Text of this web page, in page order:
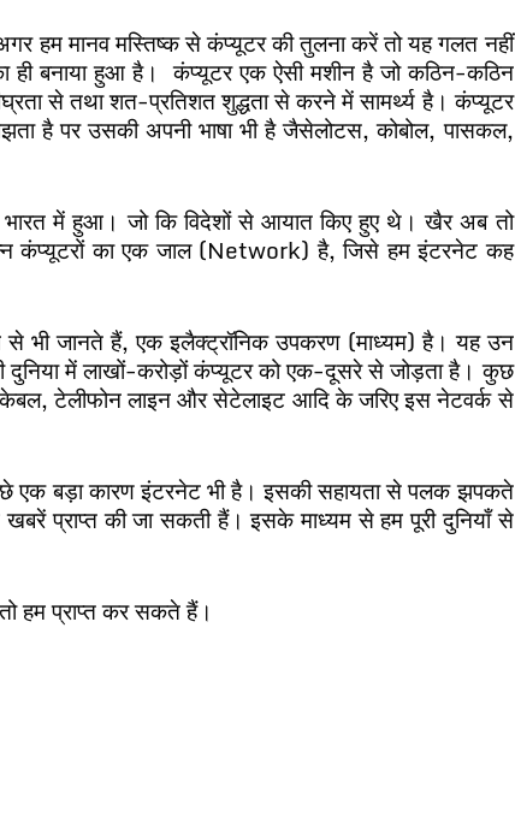
हम मानव मस्तिष्क से कंप्यूटर की तुलना करें तो यह गलत नहीं
ही बनाया हुआ है। कंप्यूटर एक ऐसी मशीन है जो कठिन-कठिन
से तथा शत-प्रतिशत शुद्धता से करने में सामर्थ्य है। कंप्यूटर
है पर उसकी अपनी भाषा भी है जैसेलोटस, कोबोल, पासकल,
भारत में हुआ। जो कि विदेशों से आयात किए हुए थे। खैर अब तो
कंप्यूटरों का एक जाल (Network) है, जिसे हम इंटरनेट कह
भी जानते हैं, एक इलैक्ट्रॉनिक उपकरण (माध्यम) है। यह उन
में लाखों-करोड़ों कंप्यूटर को एक-दूसरे से जोड़ता है। कुछ
टेलीफोन लाइन और सेटेलाइट आदि के जरिए इस नेटवर्क से
एक बड़ा कारण इंटरनेट भी है। इसकी सहायता से पलक झपकते
खबरें प्राप्त की जा सकती हैं। इसके माध्यम से हम पूरी दुनियाँ से
हम प्राप्त कर सकते हैं।